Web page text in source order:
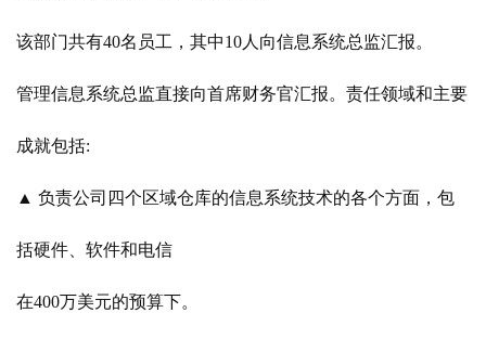
该部门共有40名员工，其中10人向信息系统总监汇报。
管理信息系统总监直接向首席财务官汇报。责任领域和主要
成就包括:
▲ 负责公司四个区域仓库的信息系统技术的各个方面，包
括硬件、软件和电信
在400万美元的预算下。